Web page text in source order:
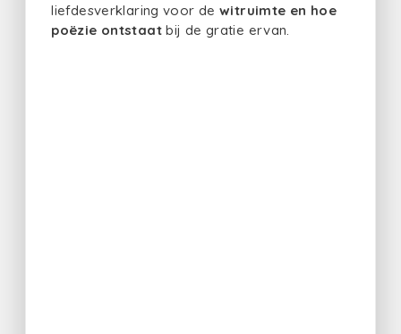
liefdesverklaring voor de witruimte en hoe
poëzie ontstaatbij de gratie ervan.